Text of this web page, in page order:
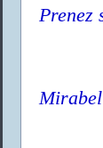
Prenez